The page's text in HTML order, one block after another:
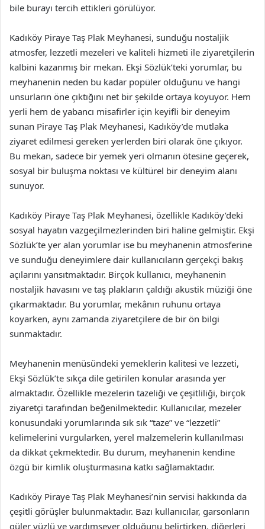
bile burayı tercih ettikleri görülüyor.
Kadıköy Piraye Taş Plak Meyhanesi, sunduğu nostaljik
atmosfer, lezzetli mezeleri ve kaliteli hizmeti ile ziyaretçilerin
kalbini kazanmış bir mekan. Ekşi Sözlük’teki yorumlar, bu
meyhanenin neden bu kadar popüler olduğunu ve hangi
unsurların öne çıktığını net bir şekilde ortaya koyuyor. Hem
yerli hem de yabancı misafirler için keyifli bir deneyim
sunan Piraye Taş Plak Meyhanesi, Kadıköy’de mutlaka
ziyaret edilmesi gereken yerlerden biri olarak öne çıkıyor.
Bu mekan, sadece bir yemek yeri olmanın ötesine geçerek,
sosyal bir buluşma noktası ve kültürel bir deneyim alanı
sunuyor.
Kadıköy Piraye Taş Plak Meyhanesi, özellikle Kadıköy’deki
sosyal hayatın vazgeçilmezlerinden biri haline gelmiştir. Ekşi
Sözlük’te yer alan yorumlar ise bu meyhanenin atmosferine
ve sunduğu deneyimlere dair kullanıcıların gerçekçi bakış
açılarını yansıtmaktadır. Birçok kullanıcı, meyhanenin
nostaljik havasını ve taş plakların çaldığı akustik müziği öne
çıkarmaktadır. Bu yorumlar, mekânın ruhunu ortaya
koyarken, aynı zamanda ziyaretçilere de bir ön bilgi
sunmaktadır.
Meyhanenin menüsündeki yemeklerin kalitesi ve lezzeti,
Ekşi Sözlük’te sıkça dile getirilen konular arasında yer
almaktadır. Özellikle mezelerin tazeliği ve çeşitliliği, birçok
ziyaretçi tarafından beğenilmektedir. Kullanıcılar, mezeler
konusundaki yorumlarında sık sık “taze” ve “lezzetli”
kelimelerini vurgularken, yerel malzemelerin kullanılması
da dikkat çekmektedir. Bu durum, meyhanenin kendine
özgü bir kimlik oluşturmasına katkı sağlamaktadır.
Kadıköy Piraye Taş Plak Meyhanesi’nin servisi hakkında da
çeşitli görüşler bulunmaktadır. Bazı kullanıcılar, garsonların
güler yüzlü ve yardımsever olduğunu belirtirken, diğerleri